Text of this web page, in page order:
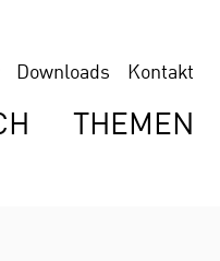
Downloads Kontakt
THEMEN